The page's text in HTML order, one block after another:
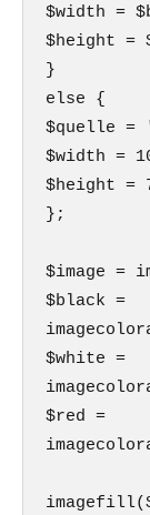
$width =
$height =
}
else {
$quelle =
$width =
$height =
};
$image =
$black =
$white =
$red =